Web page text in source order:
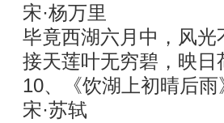
宋·杨万里
毕竟西湖六月中，风光
接天莲叶无穷碧，映日
10、《饮湖上初晴后雨
宋·苏轼